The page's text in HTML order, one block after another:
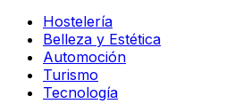
Hostelería
Belleza y Estética
Automoción
Turismo
Tecnología